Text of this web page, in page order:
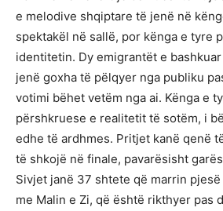
e melodive shqiptare të jenë në
spektakël në sallë, por kënga e tyre
identitetin. Dy emigrantët e
jenë goxha të pëlqyer nga publiku
votimi bëhet vetëm nga ai. Kënga e
përshkruese e realitetit të sotëm, i
edhe të ardhmes. Pritjet kanë qenë
të shkojë në finale, pavarësisht
Sivjet janë 37 shtete që marrin
me Malin e Zi, që është rikthyer pas